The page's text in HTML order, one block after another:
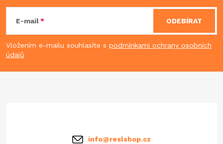
p
a
E-mail
Vložením e-mailu souhlasíte s podmínkami ochrany osobních
údajů
ODEBÍRAT
info@reslshop.cz